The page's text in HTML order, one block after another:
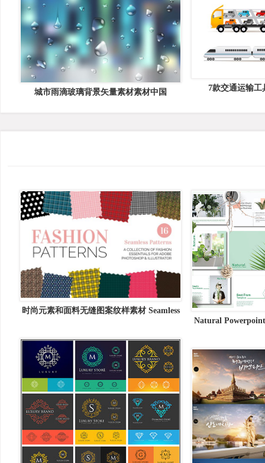
城市雨滴玻璃背景矢量素材素材中国 7款交通运输工
时尚元素和面料无缝图案纹样素材 Seamless
Natural